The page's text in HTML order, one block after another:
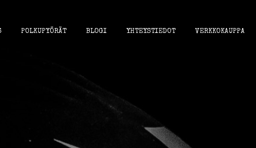
POLKUPYÖRÄT BLOGI YHTEYSTIEDOT VERKKOKAUPPA